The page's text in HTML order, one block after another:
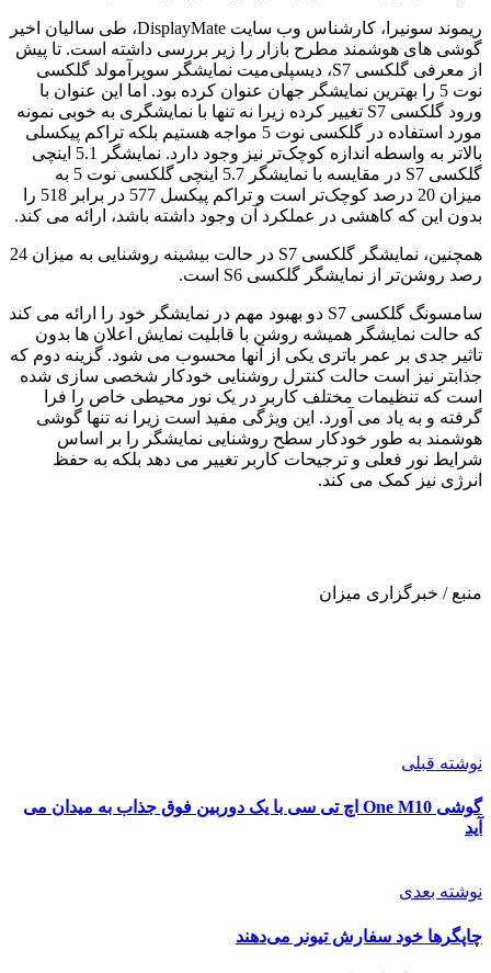
ریموند سونیرا، کارشناس وب سایت DisplayMate، طی سالیان اخیر
گوشی های هوشمند مطرح بازار را زیر بررسی داشته است. تا پیش
از معرفی گلکسی S7، دیسپلی‌میت نمایشگر سوپرآمولد گلکسی
نوت 5 را بهترین نمایشگر جهان عنوان کرده بود. اما این عنوان با
ورود گلکسی S7 تغییر کرده زیرا نه تنها با نمایشگری به خوبی نمونه
مورد استفاده در گلکسی نوت 5 مواجه هستیم بلکه تراکم پیکسلی
بالاتر به واسطه اندازه کوچک‌تر نیز وجود دارد. نمایشگر 5.1 اینچی
گلکسی S7 در مقایسه با نمایشگر 5.7 اینچی گلکسی نوت 5 به
میزان 20 درصد کوچک‌تر است و تراکم پیکسل 577 در برابر 518 را
بدون این که کاهشی در عملکرد آن وجود داشته باشد، ارائه می کند.
همچنین، نمایشگر گلکسی S7 در حالت بیشینه روشنایی به میزان 24
رصد روشن‌تر از نمایشگر گلکسی S6 است.
سامسونگ گلکسی S7 دو بهبود مهم در نمایشگر خود را ارائه می کند
که حالت نمایشگر همیشه روشن با قابلیت نمایش اعلان ها بدون
تاثیر جدی بر عمر باتری یکی از آنها محسوب می شود. گزینه دوم که
جذابتر نیز است حالت کنترل روشنایی خودکار شخصی سازی شده
است که تنظیمات مختلف کاربر در یک نور محیطی خاص را فرا
گرفته و به یاد می آورد. این ویژگی مفید است زیرا نه تنها گوشی
هوشمند به طور خودکار سطح روشنایی نمایشگر را بر اساس
شرایط نور فعلی و ترجیحات کاربر تغییر می دهد بلکه به حفظ
انرژی نیز کمک می کند.
منبع / خبرگزاری میزان
نوشته قبلی
گوشی One M10 اچ تی سی با یک دوربین فوق جذاب به میدان می
آید
نوشته بعدی
چاپگرها خود سفارش تیونر می‌دهند